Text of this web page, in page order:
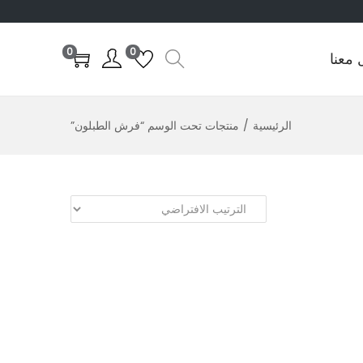
معنا 0
0
الرئيسية / منتجات تحت الوسم “فرش الطبلون”